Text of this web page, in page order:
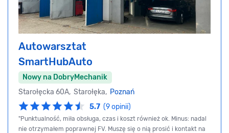
Autowarsztat
SmartHubAuto
Nowy na DobryMechanik
Starołęcka 60A, Starołęka, Poznań
5.7 (9 opinii)
"Punktualność, miła obsługa, czas i koszt również ok. Minus: nadal
nie otrzymałem poprawnej FV. Muszę się o nią prosić i kontakt na